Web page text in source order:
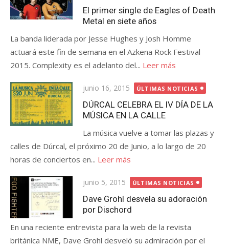
el
El primer single de Eagles of Death
Metal en siete años
La banda liderada por Jesse Hughes y Josh Homme
actuará este fin de semana en el Azkena Rock Festival
2015. Complexity es el adelanto del... Leer más
Publicada
el
junio 16, 2015 ÚLTIMAS NOTICIAS
DÚRCAL CELEBRA EL IV DÍA DE LA
MÚSICA EN LA CALLE
La música vuelve a tomar las plazas y
calles de Dúrcal, el próximo 20 de Junio, a lo largo de 20
horas de conciertos en... Leer más
Publicada
el
junio 5, 2015 ÚLTIMAS NOTICIAS
Dave Grohl desvela su adoración
por Dischord
En una reciente entrevista para la web de la revista
británica NME, Dave Grohl desveló su admiración por el